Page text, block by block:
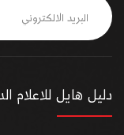
دليل هايل للاعلام